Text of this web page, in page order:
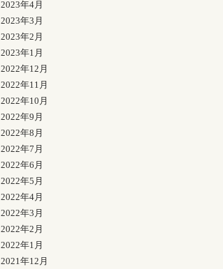
2023年4月
2023年3月
2023年2月
2023年1月
2022年12月
2022年11月
2022年10月
2022年9月
2022年8月
2022年7月
2022年6月
2022年5月
2022年4月
2022年3月
2022年2月
2022年1月
2021年12月